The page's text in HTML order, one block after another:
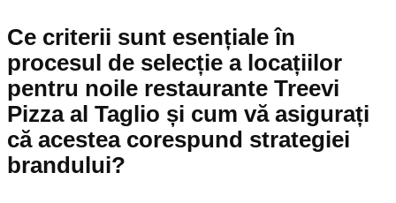
Ce criterii sunt esențiale în
procesul de selecție a locațiilor
pentru noile restaurante Treevi
Pizza al Taglio și cum vă asigurați
că acestea corespund strategiei
brandului?